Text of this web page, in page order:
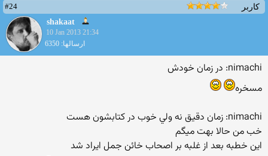
کاربر
#24
shakaat
10 Jan 2013 21:34
ارسالها: 6350
nimachi: در زمان خودش
مسخره
nimachi: زمان دقيق نه ولي خوب در كتابشون هست
خب من حالا بهت میگم
این خطبه بعد از غلبه بر اصحاب خائن جمل ایراد شد